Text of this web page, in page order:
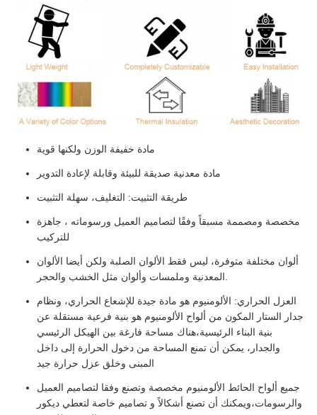
مادة خفيفة الوزن ولكنها قوية
مادة معدنية صديقة للبيئة وقابلة لإعادة التدوير
طريقة التثبيت: التغليف، سهلة التثبيت
مخصصة ومصممة مسبقاً وفقًا لتصاميم العميل ورسوماته ، جاهزة
للتركيب
ألوان مختلفة متوفرة، ليس فقط الألوان الصلبة ولكن أيضا الألوان
العزل الحراري: الألومنيوم هو مادة جيدة للإشعاع الحراري، ونظام
جدار الستار المكون من ألواح الألومنيوم هو بنية فرعية مستقلة عن
بنية البناء الرئيسية،هناك مساحة فارغة بين الهيكل الرئيسي
والجدار، يمكن أن تمنع المساحة من دخول الحرارة إلى داخل
المبنى وخلق عزل حرارة جيد
جميع ألواح الحائط الألومنيوم مخصصة وتصنع وفقا لتصاميم العميل
والرسومات،ويمكنك أن تصنع أشكالاً و تصاميم خاصة لتعطي ديكور